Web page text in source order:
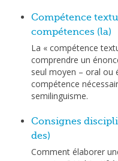
Compétence
compétences (la)
La « compétence
comprendre un
seul moyen – oral ou
compétence
semilinguisme.
Consignes
des)
Comment élaborer